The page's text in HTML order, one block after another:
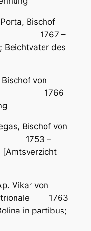
Bischof
1767 –
des
von
Bischof von
1753 –
Vikar von
1763
in partibus;